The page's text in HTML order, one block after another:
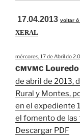
17.04.2013 voltar
XERAL
mércores, 17 de Abril do
CMVMC
de abril de 2013,
Rural y Montes,
en el expediente
el fomento de
Descargar PDF